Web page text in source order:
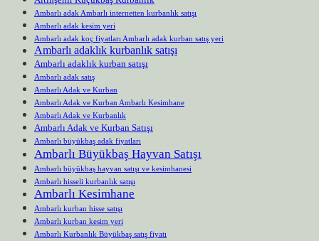
Ambarlı adak Ambarlı internetten kurbanlık satışı
Ambarlı adak kesim yeri
Ambarlı adak koç fiyatları Ambarlı adak kurban satış yeri
Ambarlı adaklık kurbanlık satışı
Ambarlı adaklık kurban satışı
Ambarlı adak satış
Ambarlı Adak ve Kurban
Ambarlı Adak ve Kurban Ambarlı Kesimhane
Ambarlı Adak ve Kurbanlık
Ambarlı Adak ve Kurban Satışı
Ambarlı büyükbaş adak fiyatları
Ambarlı Büyükbaş Hayvan Satışı
Ambarlı büyükbaş hayvan satışı ve kesimhanesi
Ambarlı hisseli kurbanlık satışı
Ambarlı Kesimhane
Ambarlı kurban hisse satışı
Ambarlı kurban kesim yeri
Ambarlı Kurbanlık Büyükbaş satış fiyatı